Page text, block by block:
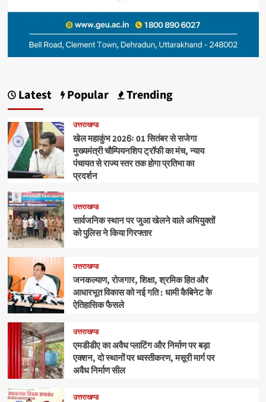
Latest Popular Trending
उत्तराखण्ड
खेल महाकुंभ 2026ः 01 सितंबर से सजेगा
मुख्यमंत्री चौम्पियनशिप ट्रॉफी का मंच, न्याय
पंचायत से राज्य स्तर तक होगा प्रतिभा का
प्रदर्शन
उत्तराखण्ड
सार्वजनिक स्थान पर जुआ खेलने वाले अभियुक्तों
को पुलिस ने किया गिरफ्तार
उत्तराखण्ड
जनकल्याण, रोजगार, शिक्षा, श्रमिक हित और
आधारभूत विकास को नई गति : धामी कैबिनेट के
ऐतिहासिक फैसले
उत्तराखण्ड
एमडीडीए का अवैध प्लाटिंग और निर्माण पर बड़ा
एक्शन, दो स्थानों पर ध्वस्तीकरण, मसूरी मार्ग पर
अवैध निर्माण सील
उत्तराखण्ड